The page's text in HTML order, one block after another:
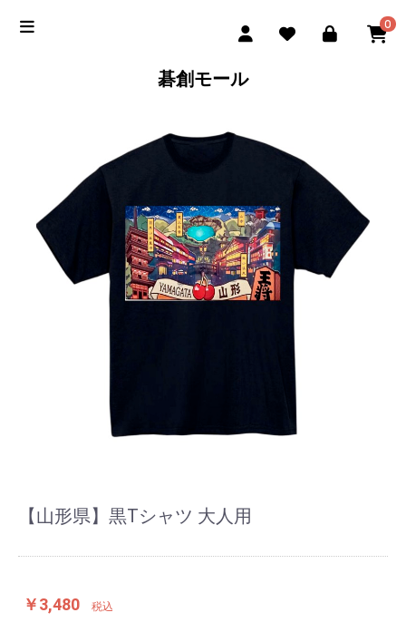
0
碁創モール
【山形県】黒Tシャツ 大人用
￥3,480 税込